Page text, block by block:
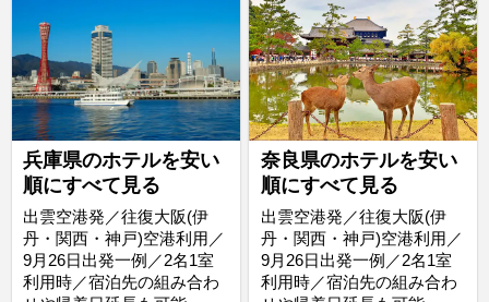
兵庫県のホテルを安い
順にすべて見る
出雲空港発／往復大阪(伊
丹・関西・神戸)空港利用／
9月26日出発一例／2名1室
利用時／宿泊先の組み合わ
奈良県のホテルを安い
順にすべて見る
出雲空港発／往復大阪(伊
丹・関西・神戸)空港利用／
9月26日出発一例／2名1室
利用時／宿泊先の組み合わ